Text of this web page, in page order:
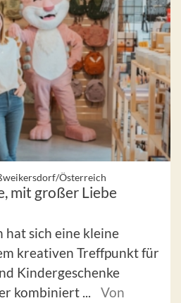
Österreich
mit großer Liebe
sich eine kleine
kreativen Treffpunkt für
Kindergeschenke
kombiniert ...
Von